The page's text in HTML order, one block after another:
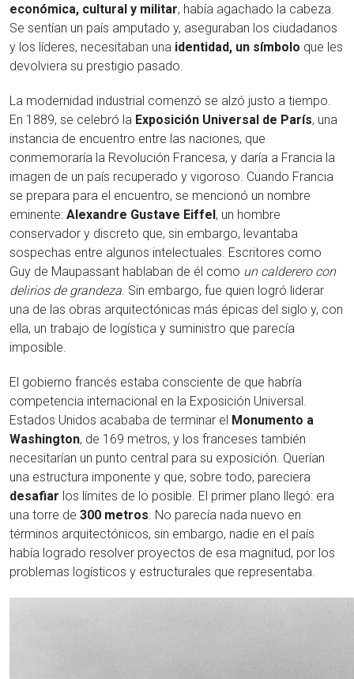
económica, cultural y militar, había agachado la cabeza.
Se sentían un país amputado y, aseguraban los ciudadanos
y los líderes, necesitaban una identidad, un símbolo que les
devolviera su prestigio pasado.
La modernidad industrial comenzó se alzó justo a tiempo.
En 1889, se celebró la Exposición Universal de París, una
instancia de encuentro entre las naciones, que
conmemoraría la Revolución Francesa, y daría a Francia la
imagen de un país recuperado y vigoroso. Cuando Francia
se prepara para el encuentro, se mencionó un nombre
eminente: Alexandre Gustave Eiffel, un hombre
conservador y discreto que, sin embargo, levantaba
sospechas entre algunos intelectuales. Escritores como
Guy de Maupassant hablaban de él como un calderero con
delirios de grandeza. Sin embargo, fue quien logró liderar
una de las obras arquitectónicas más épicas del siglo y, con
ella, un trabajo de logística y suministro que parecía
imposible.
El gobierno francés estaba consciente de que habría
competencia internacional en la Exposición Universal.
Estados Unidos acababa de terminar el Monumento a
Washington, de 169 metros, y los franceses también
necesitarían un punto central para su exposición. Querían
una estructura imponente y que, sobre todo, pareciera
desafiar los límites de lo posible. El primer plano llegó: era
una torre de 300 metros. No parecía nada nuevo en
términos arquitectónicos, sin embargo, nadie en el país
había logrado resolver proyectos de esa magnitud, por los
problemas logísticos y estructurales que representaba.